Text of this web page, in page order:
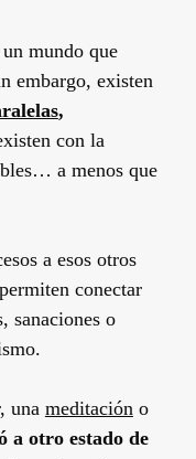
mundo que
embargo, existen
,
con la
a menos que
a esos otros
conectar
sanaciones o
una meditación o
a otro estado de